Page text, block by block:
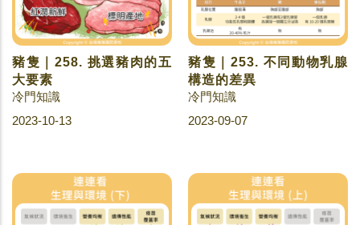
豬隻｜258. 挑選豬肉的五
大要素
冷門知識
2023-10-13
豬隻｜253. 不同動物乳腺
構造的差異
冷門知識
2023-09-07